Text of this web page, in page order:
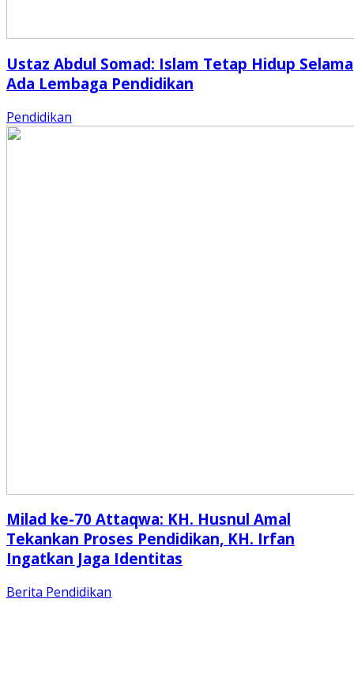
Ustaz Abdul Somad: Islam Tetap Hidup Selama
Ada Lembaga Pendidikan
Pendidikan
Milad ke-70 Attaqwa: KH. Husnul Amal
Tekankan Proses Pendidikan, KH. Irfan
Ingatkan Jaga Identitas
Berita Pendidikan